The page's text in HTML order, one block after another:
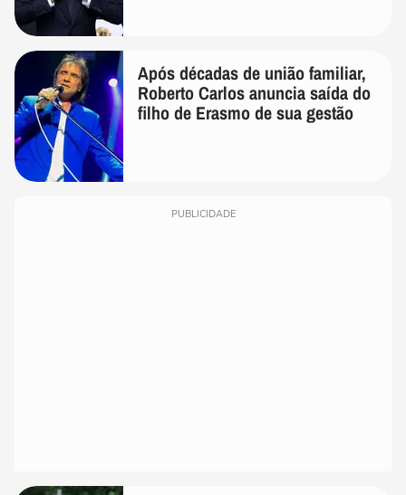
Após décadas de união familiar,
Roberto Carlos anuncia saída do
filho de Erasmo de sua gestão
PUBLICIDADE